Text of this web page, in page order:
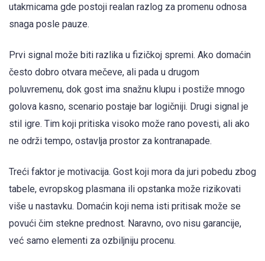
utakmicama gde postoji realan razlog za promenu odnosa
snaga posle pauze.
Prvi signal može biti razlika u fizičkoj spremi. Ako domaćin
često dobro otvara mečeve, ali pada u drugom
poluvremenu, dok gost ima snažnu klupu i postiže mnogo
golova kasno, scenario postaje bar logičniji. Drugi signal je
stil igre. Tim koji pritiska visoko može rano povesti, ali ako
ne održi tempo, ostavlja prostor za kontranapade.
Treći faktor je motivacija. Gost koji mora da juri pobedu zbog
tabele, evropskog plasmana ili opstanka može rizikovati
više u nastavku. Domaćin koji nema isti pritisak može se
povući čim stekne prednost. Naravno, ovo nisu garancije,
već samo elementi za ozbiljniju procenu.